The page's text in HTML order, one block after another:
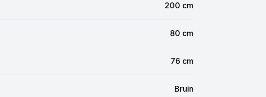
200 cm
80 cm
76 cm
Bruin